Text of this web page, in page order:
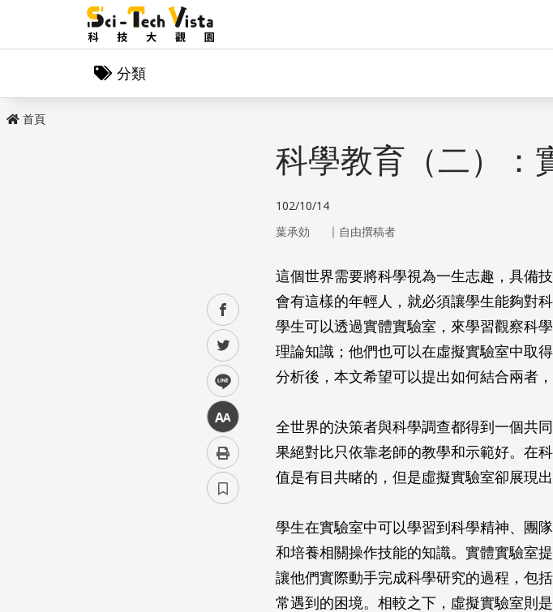
分類
首頁
facebook
twitter
line
中
科學教育（二）：
102/10/14
葉承効 ｜ 自由撰稿者
這個世界需要將科學視為一生志趣，具備
會有這樣的年輕人，就必須讓學生能夠對
學生可以透過實體實驗室，來學習觀察科
理論知識；他們也可以在虛擬實驗室中取
分析後，本文希望可以提出如何結合兩者
全世界的決策者與科學調查都得到一個共
果絕對比只依靠老師的教學和示範好。在
值是有目共睹的，但是虛擬實驗室卻展現
學生在實驗室中可以學習到科學精神、團
和培養相關操作技能的知識。實體實驗室
讓他們實際動手完成科學研究的過程，包
常遇到的困境。相較之下，虛擬實驗室則